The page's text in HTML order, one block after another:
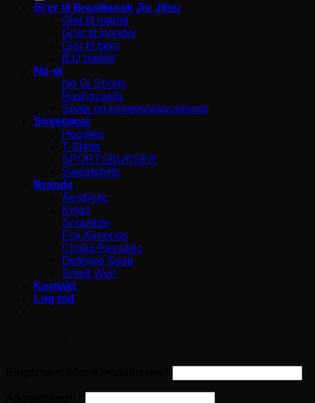
Gi’er til Brasiliansk Jiu Jitsu
Gier til mænd
Gi’er til kvinder
Gier til børn
BJJ bælter
No-gi
No Gi Shorts
Rashguards
Spats og kompressionsshorts
Streetwear
Hoodies
T-Shirts
SPORTSBUKSER
Sweatshirts
Brands
Aesthetic
Kingz
Scramble
Fuji Kimonos
Choke Republic
Defense Soap
Smell Well
Kontakt
Log ind